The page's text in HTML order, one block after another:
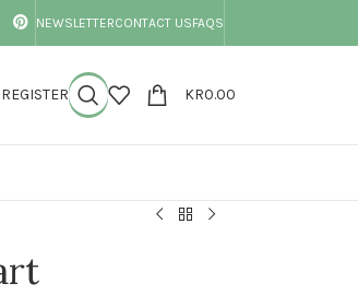
NEWSLETTERCONTACT USFAQS
KR0.00